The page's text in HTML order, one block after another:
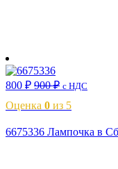
800 ₽ 900₽ с НДС
Оценка 0 из 5
6675336 Лампочка в